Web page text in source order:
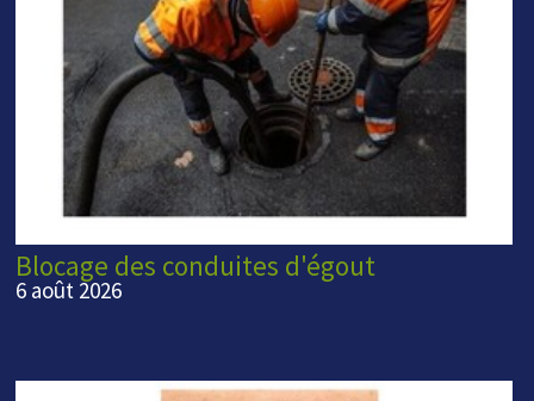
Blocage des conduites d'égout
6 août 2026